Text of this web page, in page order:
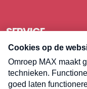
SERVICE
Over Omroep MAX
Pers
Contact